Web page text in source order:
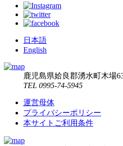
日本語
English
鹿児島県姶良郡湧水町木場
TEL 0995-74-5945
運営母体
プライバシーポリシー
本サイトご利用条件